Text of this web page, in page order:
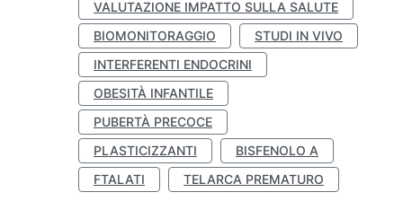
VALUTAZIONE IMPATTO SULLA SALUTE
BIOMONITORAGGIO
STUDI IN VIVO
INTERFERENTI ENDOCRINI
OBESITÀ INFANTILE
PUBERTÀ PRECOCE
PLASTICIZZANTI
BISFENOLO A
FTALATI
TELARCA PREMATURO